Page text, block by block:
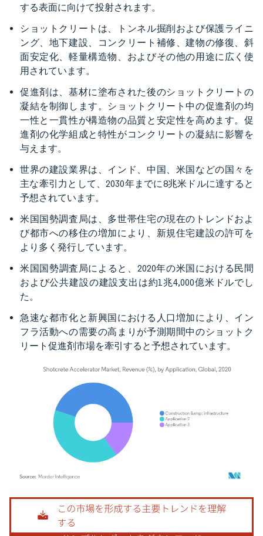
する表面に向けて投射されます。
ショットクリートは、トンネル掘削および保護ライニ
ング、地下建設、コンクリート補修、建物の修復、斜
面安定化、軽量構造物、およびその他の用途に広く使
用されています。
促進剤は、基材に塗布された後のショットクリートの
凝結を制御します。ショットクリート中の促進剤の均
一性と一貫性が構造物の品質と安定性を高めます。促
進剤の化学組成と特性がコンクリートの凝結に影響を
与えます。
世界の建設業界は、インド、中国、米国などの国々を
主な牽引力として、2030年までに8兆米ドルに達すると
予想されています。
米国国勢調査局は、多世帯住宅の現在のトレンドおよ
び都市への移住の増加により、新規住宅建設の許可を
より多く発行しています。
米国国勢調査局によると、2020年の米国における民間
および公共建設の建設支出は約1兆4,000億米ドルでし
た。
急速な都市化と新興国における人口増加により、イン
フラ活動への需要の高まりが予測期間中のショットク
リート促進剤市場を牽引すると予想されています。
画像 © Mordor Intelligence。再利用にはCC BY 4.0の表示が必要です。